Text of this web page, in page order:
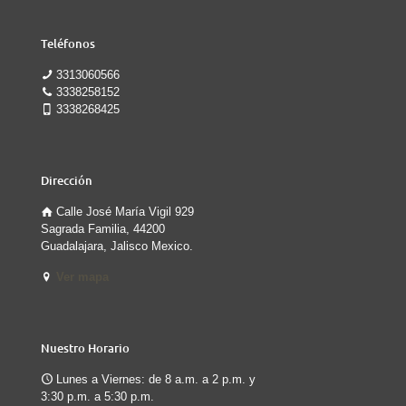
Teléfonos
3313060566
3338258152
3338268425
Dirección
Calle José María Vigil 929
Sagrada Familia, 44200
Guadalajara, Jalisco Mexico.
Nuestro Horario
Lunes a Viernes: de 8 a.m. a 2 p.m. y
3:30 p.m. a 5:30 p.m.